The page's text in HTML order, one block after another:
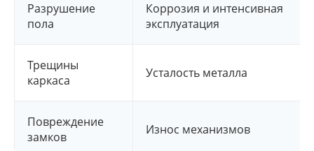
Разрушение
пола
Коррозия и интенсивная
эксплуатация
Трещины
каркаса
Усталость металла
Повреждение
замков
Износ механизмов